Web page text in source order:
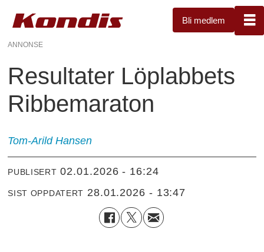
Bli medlem
ANNONSE
Resultater Löplabbets
Ribbemaraton
Tom-Arild Hansen
PUBLISERT 02.01.2026 - 16:24
SIST OPPDATERT 28.01.2026 - 13:47